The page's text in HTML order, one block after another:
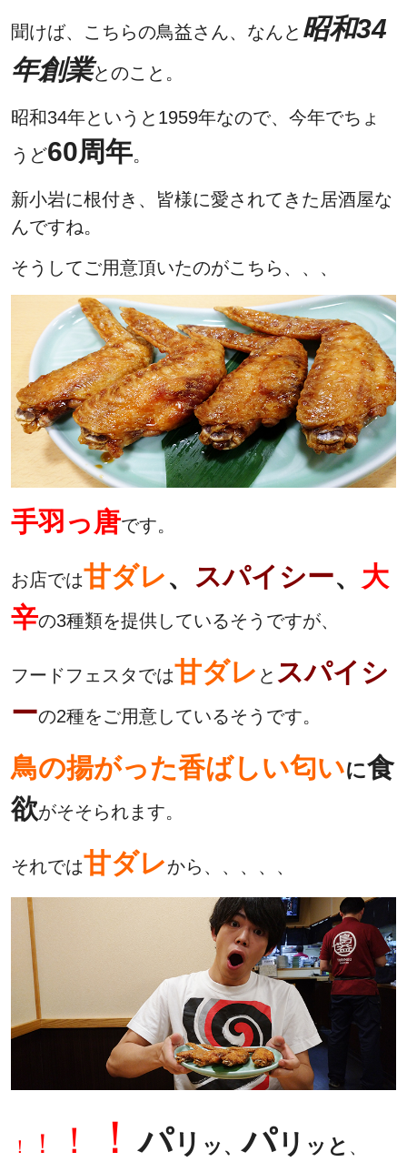
聞けば、こちらの鳥益さん、なんと 昭和34
年創業とのこと。
昭和34年というと1959年なので、今年でちょ
うど60周年。
新小岩に根付き、皆様に愛されてきた居酒屋な
んですね。
そうしてご用意頂いたのがこちら、、、
手羽っ唐です。
お店では甘ダレ、 スパイシー、 大
辛の3種類を提供しているそうですが、
フードフェスタでは甘ダレ と スパイシ
ーの2種をご用意しているそうです。
鳥の揚がった香ばしい匂いに食
欲がそそられます。
それでは甘ダレから、、、、、
！ ！ ！ ！パ リ ッ 、パ リ ッと 、